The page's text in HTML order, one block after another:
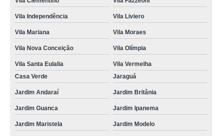
Vila Independência Vila Liviero
Vila Mariana Vila Moraes
Vila Nova Conceição Vila Olímpia
Vila Santa Eulalia
Vila Vermelha
Casa Verde
Jaraguá
Jardim Andaraí Jardim Britânia
Jardim Guanca Jardim Ipanema
Jardim Maristela Jardim Modelo